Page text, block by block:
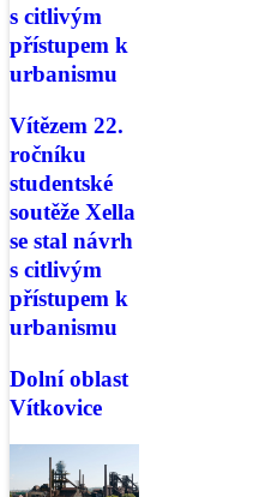
s citlivým
přístupem k
urbanismu
Vítězem 22.
ročníku
studentské
soutěže Xella
se stal návrh
s citlivým
přístupem k
urbanismu
Dolní oblast
Vítkovice